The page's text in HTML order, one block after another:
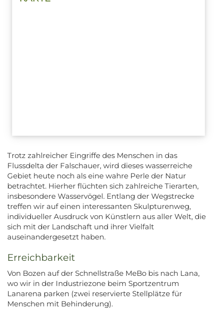
Trotz zahlreicher Eingriffe des Menschen in das
Flussdelta der Falschauer, wird dieses wasserreiche
Gebiet heute noch als eine wahre Perle der Natur
betrachtet. Hierher flüchten sich zahlreiche Tierarten,
insbesondere Wasservögel. Entlang der Wegstrecke
treffen wir auf einen interessanten Skulpturenweg,
individueller Ausdruck von Künstlern aus aller Welt, die
sich mit der Landschaft und ihrer Vielfalt
auseinandergesetzt haben.
Erreichbarkeit
Von Bozen auf der Schnellstraße MeBo bis nach Lana,
wo wir in der Industriezone beim Sportzentrum
Lanarena parken (zwei reservierte Stellplätze für
Menschen mit Behinderung).